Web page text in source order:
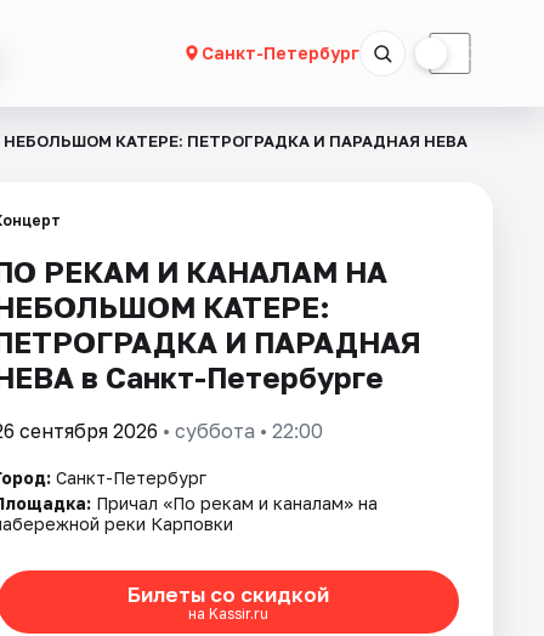
Санкт-Петербург ☾
КАТЕРЕ: ПЕТРОГРАДКА И ПАРАДНАЯ НЕВА
РЕКАМ И КАНАЛАМ НА
КАТЕРЕ:
И ПАРАДНАЯ
в Санкт-Петербурге
сентября 2026 • суббота • 22:00
Санкт-Петербург
Причал «По рекам и каналам» на
реки Карповки
Билеты со скидкой
на Kassir.ru